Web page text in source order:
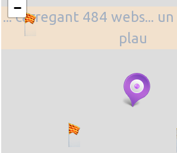
... carregant 484 webs...
plau
−